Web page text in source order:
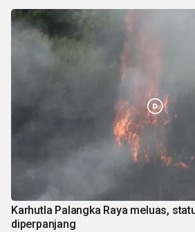
Karhutla Palangka Raya meluas,
diperpanjang